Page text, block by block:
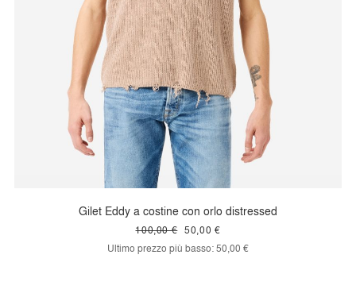
Gilet Eddy a costine con orlo distressed
50,00 €
100,00 €
Ultimo prezzo più basso:50,00 €